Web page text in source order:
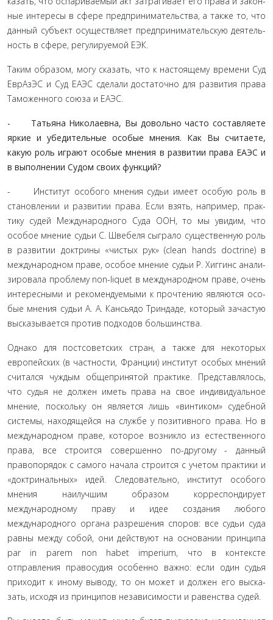
ные интересы в сфере предпринимательства, а также то, что
данный субъект осуществляет предпринимательскую деятель­
ность в сфере, регулируемой ЕЭК.
Таким образом, могу сказать, что к настоящему времени Суд
ЕврАзЭС и Суд ЕАЭС сделали достаточно для развития права
Таможенного союза и ЕАЭС.
- Татьяна Николаевна, Вы довольно часто составля­ете
яркие и убедительные особые мнения. Как Вы счита­ете,
какую роль играют особые мнения в развитии права ЕАЭС и
в выполнении Судом своих функций?
- Институт особого мнения судьи имеет особую роль в
становлении и развитии права. Если взять, например, прак­
тику судей Международного Суда ООН, то мы увидим, что
особое мнение судьи С. Швебеля сыграло существенную роль
в развитии доктрины «чистых рук» (clean hands doctrine) в
международном праве, особое мнение судьи Р. Хиггинс анали­
зировала проблему non-liquet в международном праве, очень
интересными и рекомендуемыми к прочтению являются осо­
бые мнения судьи А. А. Кансьядо Триндаде, который зачастую
высказывается против подходов большинства.
Однако для постсоветских стран, а также для некоторых
европейских (в частности, Франции) институт особых мнений
считался чуждым общепринятой практике. Представлялось,
что судья не должен иметь права на свое индивидуальное
мне­ние, поскольку он является лишь «винтиком» судебной
систе­мы, находящейся на службе у позитивного права. Но в
между­народном праве, которое возникло из естественного
права, все строится совершенно по-другому - данный
правопорядок с самого начала строится с учетом практики и
«доктринальных» идей. Следовательно, институт особого
мнения наилучшим образом корреспондирует
международному праву и идее соз­дания любого
международного органа разрешения споров: все судьи суда
равны между собой, они действуют на основа­нии принципа
par in parem non habet imperium, что в контек­сте
отправления правосудия особенно важно: если один судья
приходит к иному выводу, то он может и должен его выска­
зать, исходя из принципов независимости и равенства судей.